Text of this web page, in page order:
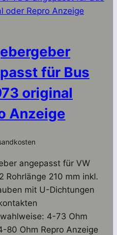
mehrere
Die
Optionen
können
auf
der
Produktseite
für Bus
original
Anzeige
angepasst für VW
Rohrlänge 210 mm inkl.
mit U-Dichtungen
4-73 Ohm
80 Ohm Repro Anzeige